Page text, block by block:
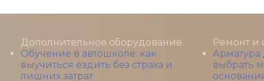
Ремонт и
Арматура
выбрать
Дополнительное оборудование
Обучение в автошколе: как
выучиться ездить без страха и
лишних затрат